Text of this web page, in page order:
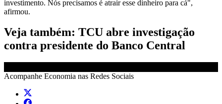
investimento. Nós precisamos é atrair esse dinheiro para cá",
afirmou.
Veja também: TCU abre investigação
contra presidente do Banco Central
Acompanhe Economia nas Redes Sociais